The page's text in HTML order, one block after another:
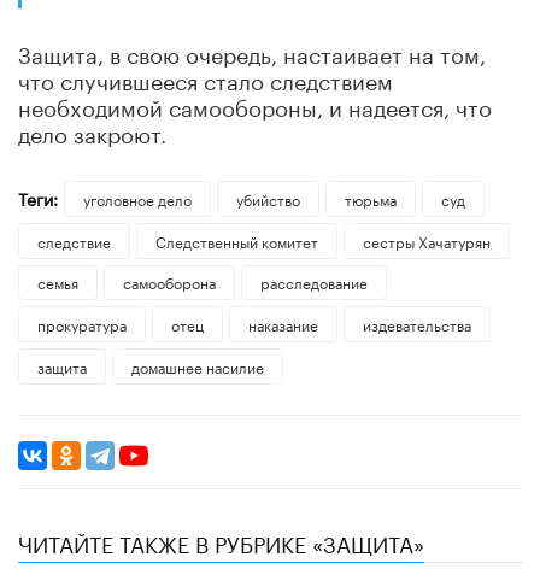
Защита, в свою очередь, настаивает на том,
что случившееся стало следствием
необходимой самообороны, и надеется, что
дело закроют.
Теги: уголовное дело убийство тюрьма
суд
следствие
Следственный комитет
сестры Хачатурян
семья
самооборона
расследование
прокуратура
отец наказание
издевательства
защита
домашнее насилие
ЧИТАЙТЕ ТАКЖЕ В РУБРИКЕ «ЗАЩИТА»